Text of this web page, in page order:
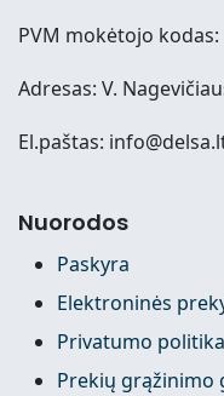
PVM mokėtojo kodas:
Adresas: V.
El.paštas:
Nuorodos
Paskyra
Elektroninės
Privatumo politika
Prekių grąžinimo